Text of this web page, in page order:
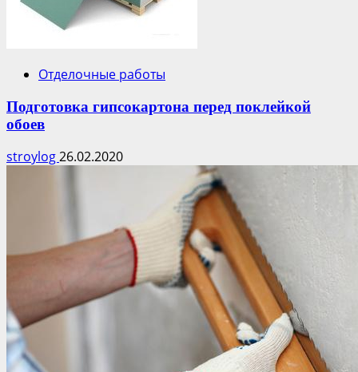
Отделочные работы
Подготовка гипсокартона перед поклейкой
обоев
stroylog26.02.2020